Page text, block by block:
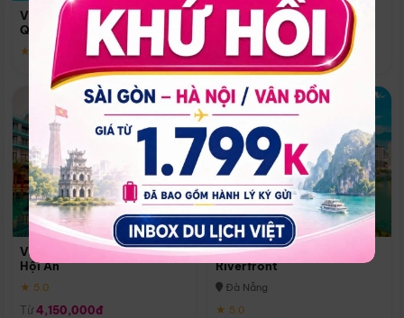
Vinpearl Resort & Spa Phu
Quoc
★ 5.0
Quoc
Phú Quốc
★ 5.0
Vinpearl Resort & Golf Nam
Hội An
★ 5.0
Từ 4,150,000đ
Melia Vinpearl Danang
Riverfront
Đà Nẵng
★ 5.0